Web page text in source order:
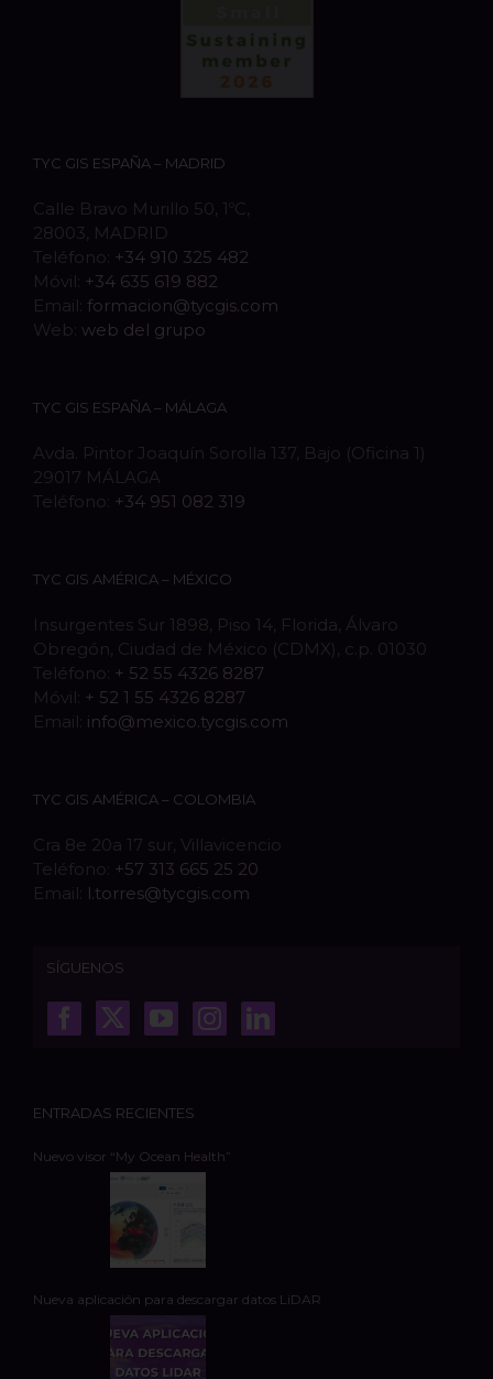
TYC GIS ESPAÑA – MADRID
Calle Bravo Murillo 50, 1ºC,
28003, MADRID
Teléfono: +34 910 325 482
Móvil: +34 635 619 882
Email: formacion@tycgis.com
Web: web del grupo
TYC GIS ESPAÑA – MÁLAGA
Avda. Pintor Joaquín Sorolla 137, Bajo (Oficina 1)
29017 MÁLAGA
Teléfono: +34 951 082 319
TYC GIS AMÉRICA – MÉXICO
Insurgentes Sur 1898, Piso 14, Florida, Álvaro
Obregón, Ciudad de México (CDMX), c.p. 01030
Teléfono: + 52 55 4326 8287
Móvil: + 52 1 55 4326 8287
Email: info@mexico.tycgis.com
TYC GIS AMÉRICA – COLOMBIA
Cra 8e 20a 17 sur, Villavicencio
Teléfono: +57 313 665 25 20
Email: l.torres@tycgis.com
SÍGUENOS
ENTRADAS RECIENTES
Nuevo visor “My Ocean Health”
Nueva aplicación para descargar datos LiDAR